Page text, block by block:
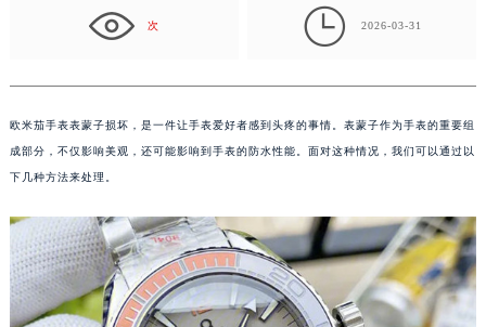
次  2026-03-31
欧米茄手表表蒙子损坏，是一件让手表爱好者感到头疼的事情。表蒙子作为手表的重要组
成部分，不仅影响美观，还可能影响到手表的防水性能。面对这种情况，我们可以通过以
下几种方法来处理。